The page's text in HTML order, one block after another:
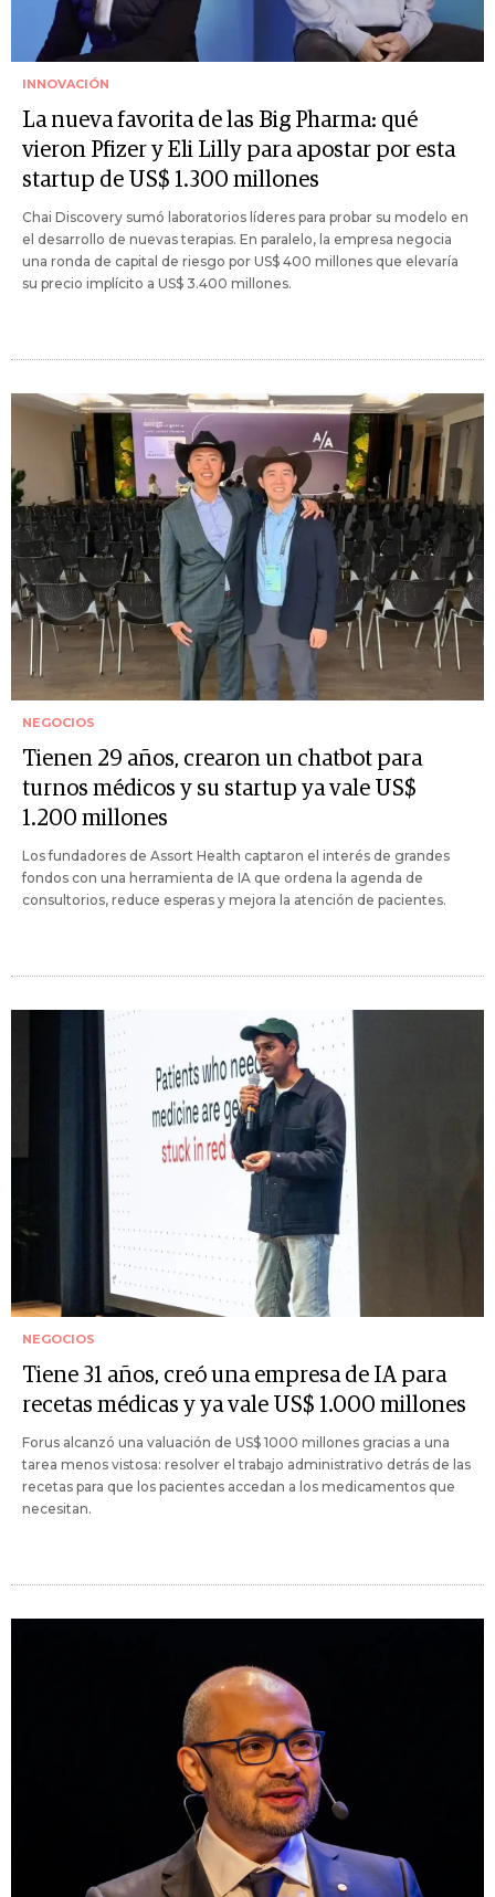
INNOVACIÓN
La nueva favorita de las Big Pharma: qué
vieron Pfizer y Eli Lilly para apostar por esta
startup de US$ 1.300 millones
Chai Discovery sumó laboratorios líderes para probar su modelo en
el desarrollo de nuevas terapias. En paralelo, la empresa negocia
una ronda de capital de riesgo por US$ 400 millones que elevaría
su precio implícito a US$ 3.400 millones.
NEGOCIOS
Tienen 29 años, crearon un chatbot para
turnos médicos y su startup ya vale US$
1.200 millones
Los fundadores de Assort Health captaron el interés de grandes
fondos con una herramienta de IA que ordena la agenda de
consultorios, reduce esperas y mejora la atención de pacientes.
NEGOCIOS
Tiene 31 años, creó una empresa de IA para
recetas médicas y ya vale US$ 1.000 millones
Forus alcanzó una valuación de US$ 1000 millones gracias a una
tarea menos vistosa: resolver el trabajo administrativo detrás de las
recetas para que los pacientes accedan a los medicamentos que
necesitan.